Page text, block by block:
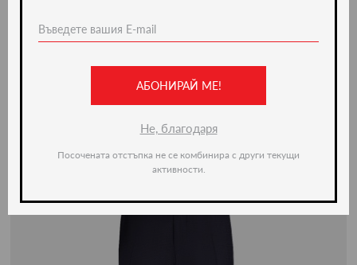
Ние препоръчваме
АБОНИРАЙ МЕ!
Не, благодаря
Посочената отстъпка не се комбинира с други текущи
активности.